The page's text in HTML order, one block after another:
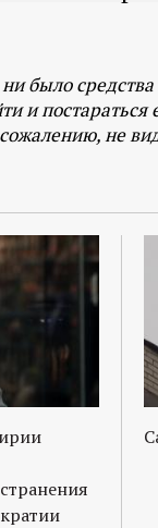
было
и постараться
не